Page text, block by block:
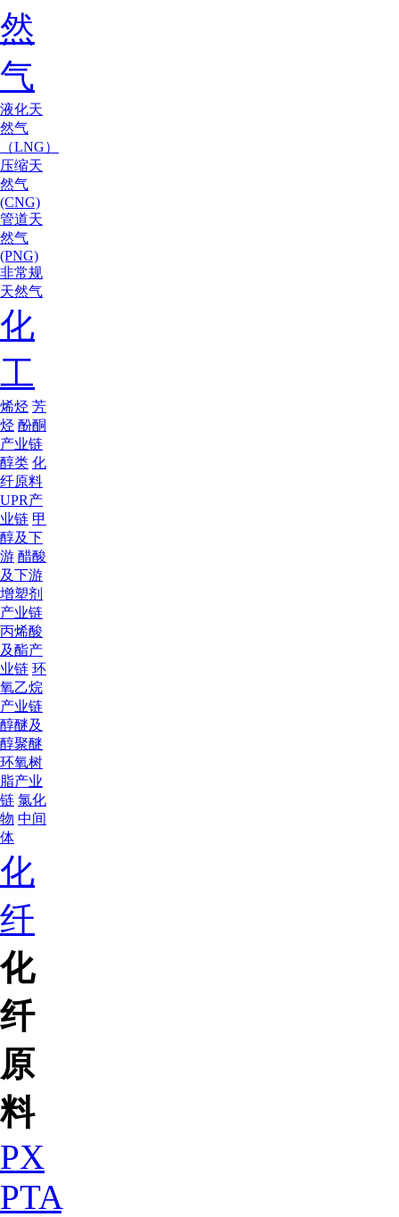
然
气
液化天
然气
（LNG）
压缩天
然气
(CNG)
管道天
然气
(PNG)
非常规
天然气
化
工
烯烃 芳
烃 酚酮
产业链
醇类 化
纤原料
UPR产
业链 甲
醇及下
游 醋酸
及下游
增塑剂
产业链
丙烯酸
及酯产
业链 环
氧乙烷
产业链
醇醚及
醇聚醚
环氧树
脂产业
链 氯化
物 中间
体
化
纤
化
纤
原
料
PX
PTA